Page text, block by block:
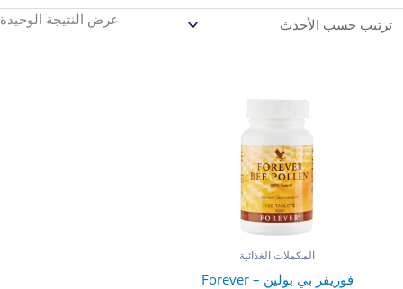
عرض النتيجة الوحيدة
المكملات الغذائية
فوريفر بي بولين – Forever